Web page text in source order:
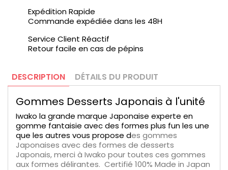
Expédition Rapide
Commande expédiée dans les 48H
Service Client Réactif
Retour facile en cas de pépins
DESCRIPTION DÉTAILS DU PRODUIT
Gommes Desserts Japonais à l'unité
Iwako la grande marque Japonaise experte en
gomme fantaisie avec des formes plus fun les une
que les autres vous propose des gommes
Japonaises avec des formes de desserts
Japonais, merci à Iwako pour toutes ces gommes
aux formes délirantes. Certifié 100% Made in Japan